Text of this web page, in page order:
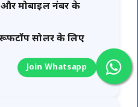
मोबाइल नंबर के
सोलर के लिए